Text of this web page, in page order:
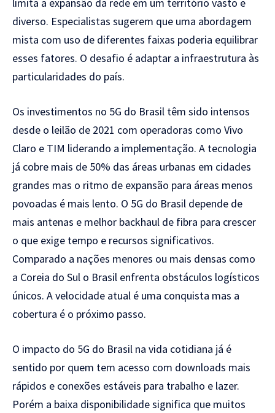
diverso. Especialistas sugerem que uma abordagem
mista com uso de diferentes faixas poderia equilibrar
esses fatores. O desafio é adaptar a infraestrutura às
particularidades do país.
Os investimentos no 5G do Brasil têm sido intensos
desde o leilão de 2021 com operadoras como Vivo
Claro e TIM liderando a implementação. A tecnologia
já cobre mais de 50% das áreas urbanas em cidades
grandes mas o ritmo de expansão para áreas menos
povoadas é mais lento. O 5G do Brasil depende de
mais antenas e melhor backhaul de fibra para crescer
o que exige tempo e recursos significativos.
Comparado a nações menores ou mais densas como
a Coreia do Sul o Brasil enfrenta obstáculos logísticos
únicos. A velocidade atual é uma conquista mas a
cobertura é o próximo passo.
O impacto do 5G do Brasil na vida cotidiana já é
sentido por quem tem acesso com downloads mais
rápidos e conexões estáveis para trabalho e lazer.
Porém a baixa disponibilidade significa que muitos